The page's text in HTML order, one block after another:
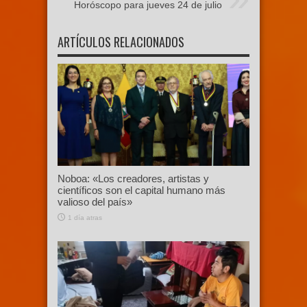
Horóscopo para jueves 24 de julio
ARTÍCULOS RELACIONADOS
Noboa: «Los creadores, artistas y
científicos son el capital humano más
valioso del país»
1 día atras